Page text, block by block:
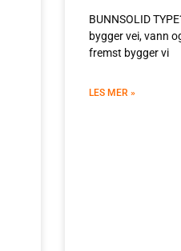
BUNNSOLID
bygger vei, vann
fremst bygger vi
LES MER »